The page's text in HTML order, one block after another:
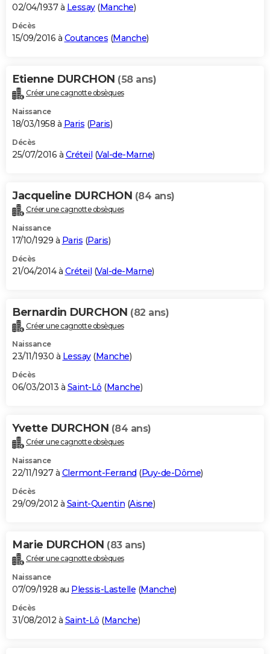
02/04/1937 à Lessay(Manche)
Décès
15/09/2016 à Coutances (Manche)
Etienne DURCHON (58 ans)
Créer une cagnotte obsèques
Naissance
18/03/1958 à Paris (Paris)
Décès
25/07/2016 à Créteil (Val-de-Marne)
Jacqueline DURCHON (84 ans)
Créer une cagnotte obsèques
Naissance
17/10/1929 à Paris (Paris)
Décès
21/04/2014 à Créteil (Val-de-Marne)
Bernardin DURCHON (82 ans)
Créer une cagnotte obsèques
Naissance
23/11/1930 à Lessay(Manche)
Décès
06/03/2013 à Saint-Lô (Manche)
Yvette DURCHON (84 ans)
Créer une cagnotte obsèques
Naissance
22/11/1927 à Clermont-Ferrand (Puy-de-Dôme)
Décès
29/09/2012 à Saint-Quentin (Aisne)
Marie DURCHON (83 ans)
Créer une cagnotte obsèques
Naissance
07/09/1928 au Plessis-Lastelle (Manche)
Décès
31/08/2012 à Saint-Lô (Manche)